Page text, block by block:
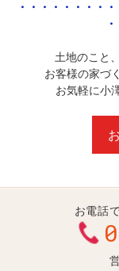
・・・・・・・・
土地のこと
お客様の家づ
お気軽に小
お電話